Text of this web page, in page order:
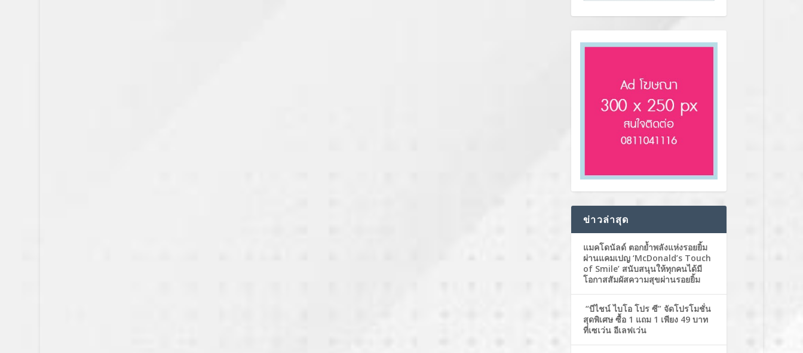
ข่าวล่าสุด
แมคโดนัลด์ ตอกย้ำพลังแห่งรอยยิ้ม
ผ่านแคมเปญ ‘McDonald’s Touch
of Smile’ สนับสนุนให้ทุกคนได้มี
โอกาสสัมผัสความสุขผ่านรอยยิ้ม
“บีไชน์ ไบโอ โปร ซี” จัดโปรโมชั่น
สุดพิเศษ ซื้อ 1 แถม 1 เพียง 49 บาท
ที่เซเว่น อีเลฟเว่น